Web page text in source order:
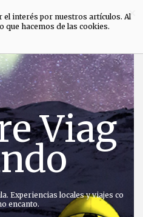
Viag
Experiencias locales y viajes co
encanto.
×
interés por nuestros artículos. Al
que hacemos de las cookies.